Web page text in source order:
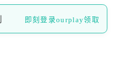
即刻登录ourplay领取